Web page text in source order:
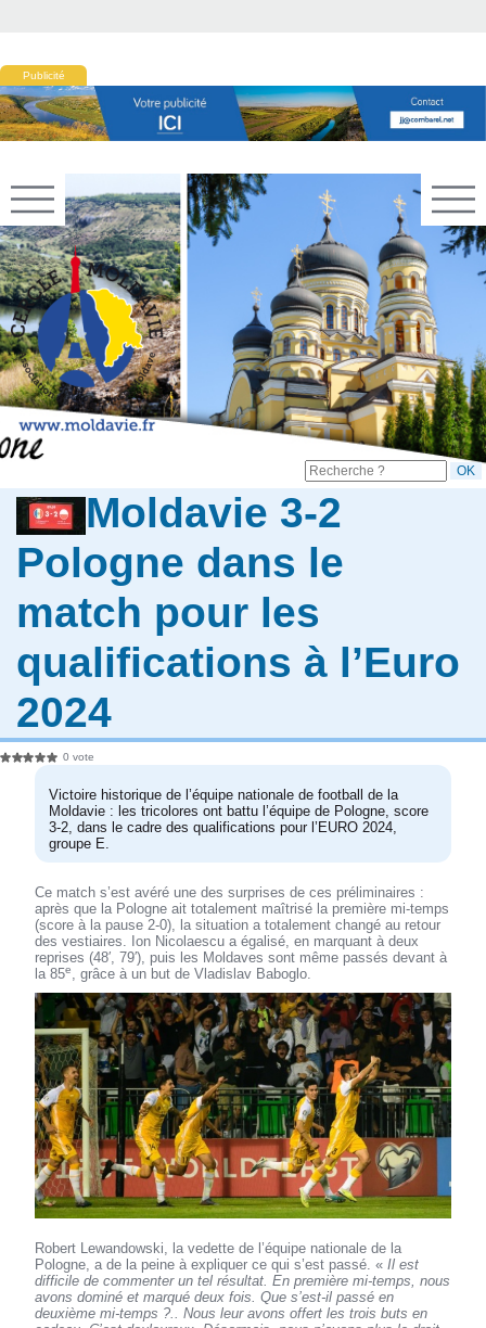
Publicité
Moldavie 3-2
Pologne dans le
match pour les
qualifications à l’Euro
2024
0 vote
Victoire historique de l’équipe nationale de football de la
Moldavie : les tricolores ont battu l’équipe de Pologne, score
3-2, dans le cadre des qualifications pour l’EURO 2024,
groupe E.
Ce match s’est avéré une des surprises de ces préliminaires :
après que la Pologne ait totalement maîtrisé la première mi-temps
(score à la pause 2-0), la situation a totalement changé au retour
des vestiaires. Ion Nicolaescu a égalisé, en marquant à deux
reprises (48′, 79′), puis les Moldaves sont même passés devant à
la 85e, grâce à un but de Vladislav Baboglo.
Robert Lewandowski, la vedette de l’équipe nationale de la
Pologne, a de la peine à expliquer ce qui s’est passé. «Il est
difficile de commenter un tel résultat. En première mi-temps, nous
avons dominé et marqué deux fois. Que s’est-il passé en
deuxième mi-temps ?.. Nous leur avons offert les trois buts en